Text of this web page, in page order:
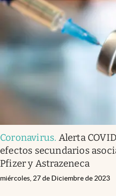
Coronavirus. Alerta
efectos secundarios
Pfizer y Astrazeneca
miércoles, 27 de Diciembre de 2023